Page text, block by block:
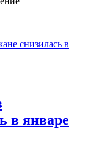
в январе